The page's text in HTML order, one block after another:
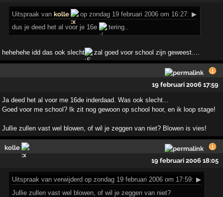
Uitspraak vankolle op zondag 19 februari 2006 om 16:27: ▶
dus je deed het al voor je 16e
tering..
hehehehe idd das ook slecht zal goed voor school zijn geweest....
19 februari 2006 17:59
Ja deed het al voor me 16de inderdaad. Was ook slecht...
Goed voor me school? Ik zit nog gewoon op school hoor, en ik loop stage!
Jullie zullen vast wel blowen, of wil je zeggen van niet? Blowen is vies!
kolle
19 februari 2006 18:05
Uitspraak van verwijderd op zondag 19 februari 2006 om 17:59: ▶
Jullie zullen vast wel blowen, of wil je zeggen van niet?